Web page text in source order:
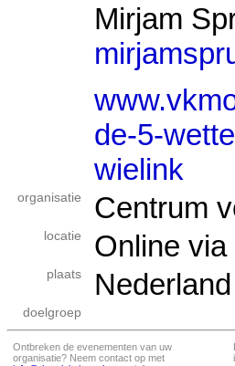
Mirjam
de-5-
wielink
organisatie Centrum
locatie Online via
plaats Nederland
doelgroep
Ontbreken de evenementen van uw
organisatie? Neem contact op met